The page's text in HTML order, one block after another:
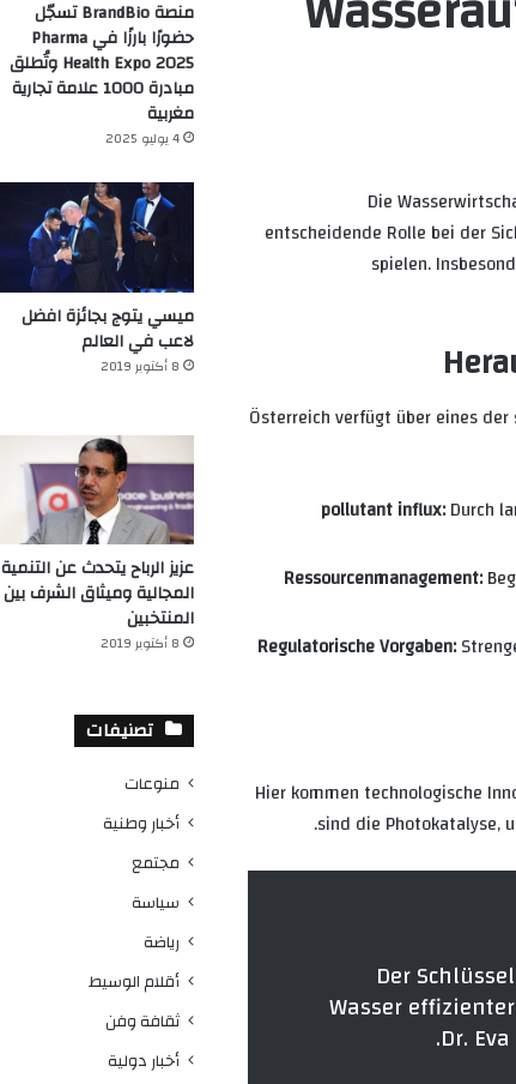
Die
entscheidende Rolle bei der
spielen.
Österreich verfügt über eines der
pollutant influx:Durch
Ressourcenmanagement:
Regulatorische Vorgaben:
Hier kommen technologische
sind die Photokatalyse,
“Der
Wasser
Dr.
منصة BrandBio تسجّل
حضورًا بارزًا في Pharma
Health Expo 2025 وتُطلق
مبادرة 1000 علامة تجارية
مغربية
4 يوليو 2025
ميسي يتوج بجائزة افضل
لاعب في العالم‎
8 أكتوبر 2019
عزيز الرباح يتحدث عن التنمية
المجالية وميثاق الشرف بين
المنتخبين
8 أكتوبر 2019
تصنيفات
منوعات
أخبار وطنية
مجتمع
سياسة
رياضة
أقلام الوسيط
ثقافة وفن
أخبار دولية